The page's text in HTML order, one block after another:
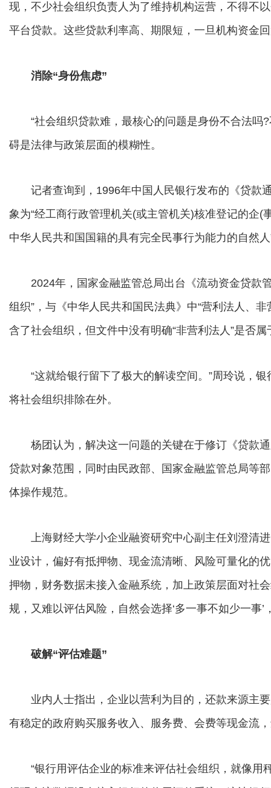
现，不少社会组织负责人为了维持机构运营，不得不
平台贷款。这些贷款利率高、期限短，一旦机构资金
消除“身份焦虑”
“社会组织贷款难，最核心的问题是身份不合法吗?
碍是法律与政策层面的模糊性。
记者查询到，1996年中国人民银行发布的《贷款
象为“经工商行政管理机关(或主管机关)核准登记的企
中华人民共和国国籍的具有完全民事行为能力的自然
2024年，国家金融监管总局出台《流动资金贷款
组织”，与《中华人民共和国民法典》中“营利法人、
含了社会组织，但文件中没有明确“非营利法人”是否
“这就给银行留下了极大的解读空间。”周玲说，银
将社会组织排除在外。
杨团认为，解决这一问题的关键在于修订《贷款通
贷款对象范围，同时由民政部、国家金融监管总局等
体操作规范。
上海财经大学小企业融资研究中心副主任刘澄清进
业设计，偏好有抵押物、现金流清晰、风险可量化的
押物，财务数据未接入金融系统，加上政策层面对社
规，又难以评估风险，自然会选择‘多一事不如少一事’
破解“评估难题”
业内人士指出，企业以营利为目的，还款来源主要
有稳定的政府购买服务收入、服务费、会费等现金流
“银行用评估企业的标准来评估社会组织，就像用